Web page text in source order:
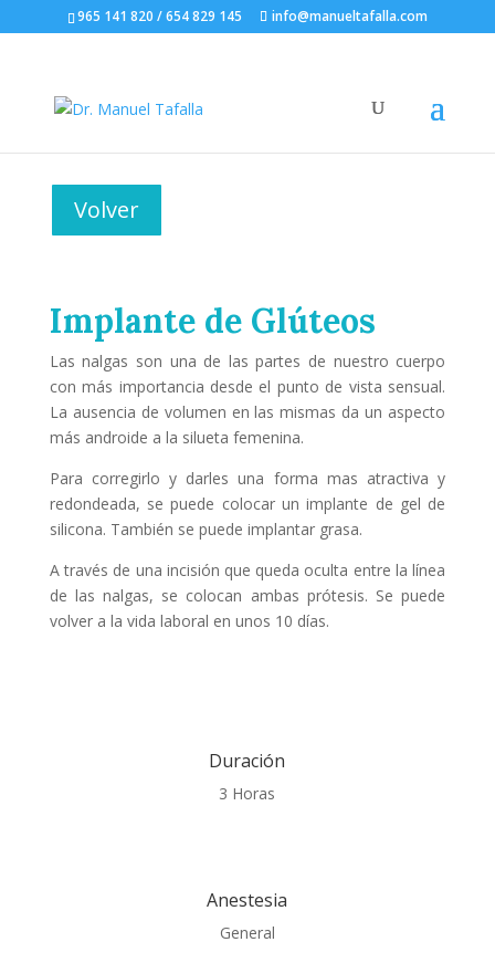
965 141 820 / 654 829 145 info@manueltafalla.com
Volver
Implante de Glúteos
Las nalgas son una de las partes de nuestro cuerpo
con más importancia desde el punto de vista sensual.
La ausencia de volumen en las mismas da un aspecto
más androide a la silueta femenina.
Para corregirlo y darles una forma mas atractiva y
redondeada, se puede colocar un implante de gel de
silicona. También se puede implantar grasa.
A través de una incisión que queda oculta entre la línea
de las nalgas, se colocan ambas prótesis. Se puede
volver a la vida laboral en unos 10 días.
Duración
3 Horas
Anestesia
General